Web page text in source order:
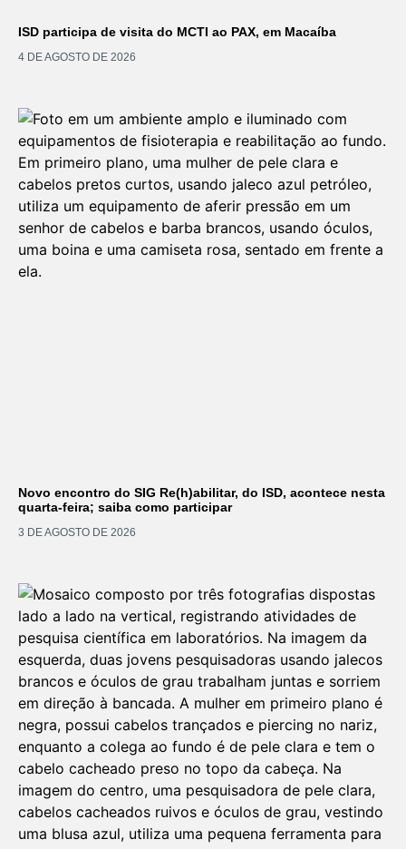
ISD participa de visita do MCTI ao PAX, em Macaíba
4 DE AGOSTO DE 2026
Novo encontro do SIG Re(h)abilitar, do ISD, acontece nesta
quarta-feira; saiba como participar
3 DE AGOSTO DE 2026